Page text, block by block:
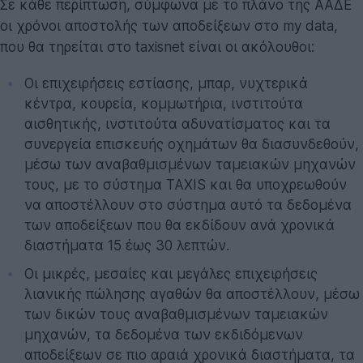
Σε κάθε περίπτωση, σύμφωνα με το πλάνο της ΑΑΔΕ
οι χρόνοι αποστολής των αποδείξεων στο my data,
που θα τηρείται στο taxisnet είναι οι ακόλουθοι:
Οι επιχειρήσεις εστίασης, μπαρ, νυχτερικά
κέντρα, κουρεία, κομμωτήρια, ινστιτούτα
αισθητικής, ινστιτούτα αδυνατίσματος και τα
συνεργεία επισκευής οχημάτων θα διασυνδεθούν,
μέσω των αναβαθμισμένων ταμειακών μηχανών
τους, με το σύστημα TAXIS και θα υποχρεωθούν
να αποστέλλουν στο σύστημα αυτό τα δεδομένα
των αποδείξεων που θα εκδίδουν ανά χρονικά
διαστήματα 15 έως 30 λεπτών.
Οι μικρές, μεσαίες και μεγάλες επιχειρήσεις
λιανικής πώλησης αγαθών θα αποστέλλουν, μέσω
των δικών τους αναβαθμισμένων ταμειακών
μηχανών, τα δεδομένα των εκδιδόμενων
αποδείξεων σε πιο αραιά χρονικά διαστήματα, τα